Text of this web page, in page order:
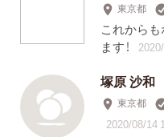
東京都
これから
ます！
塚原 沙和
東京都
2020/08/14